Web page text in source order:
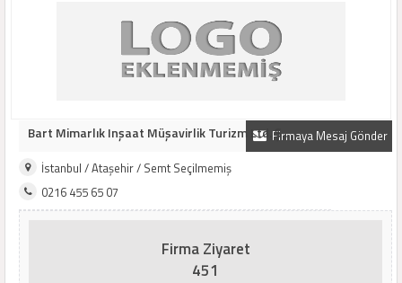
Firmaya Mesaj Gönder
Bart Mimarlık Inşaat Müşavirlik Turizm Ltd. Ş..
İstanbul / Ataşehir / Semt Seçilmemiş
0216 455 65 07
Firma Ziyaret
451